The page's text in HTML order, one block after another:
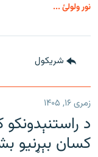
نور ولولئ ...
شريکول
زمری ۱۶, ۱۴۰۵
کسان بېړنیو